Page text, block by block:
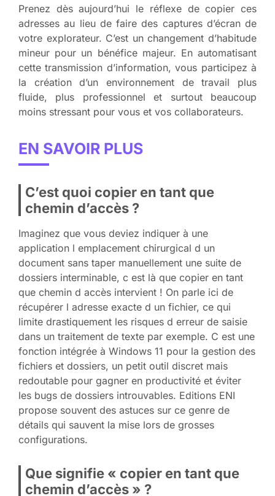
Prenez dès aujourd’hui le réflexe de copier ces
adresses au lieu de faire des captures d’écran de
votre explorateur. C’est un changement d’habitude
mineur pour un bénéfice majeur. En automatisant
cette transmission d’information, vous participez à
la création d’un environnement de travail plus
fluide, plus professionnel et surtout beaucoup
moins stressant pour vous et vos collaborateurs.
EN SAVOIR PLUS
C’est quoi copier en tant que
chemin d’accès ?
Imaginez que vous deviez indiquer à une
application l emplacement chirurgical d un
document sans taper manuellement une suite de
dossiers interminable, c est là que copier en tant
que chemin d accès intervient ! On parle ici de
récupérer l adresse exacte d un fichier, ce qui
limite drastiquement les risques d erreur de saisie
dans un traitement de texte par exemple. C est une
fonction intégrée à Windows 11 pour la gestion des
fichiers et dossiers, un petit outil discret mais
redoutable pour gagner en productivité et éviter
les bugs de dossiers introuvables. Editions ENI
propose souvent des astuces sur ce genre de
détails qui sauvent la mise lors de grosses
configurations.
Que signifie « copier en tant que
chemin d’accès » ?